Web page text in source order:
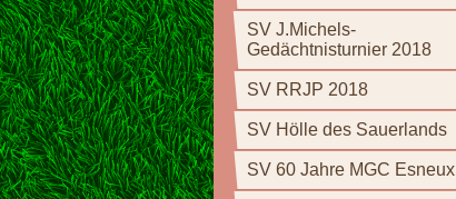
SV J.Michels-
Gedächtnisturnier 2018
SV RRJP 2018
SV Hölle des Sauerlands
SV 60 Jahre MGC Esneux